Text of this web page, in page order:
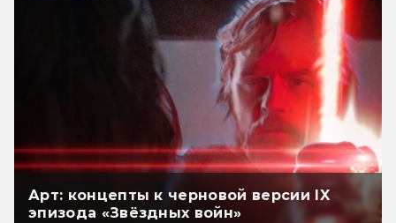
Арт: концепты к черновой версии IX
эпизода «Звёздных войн»